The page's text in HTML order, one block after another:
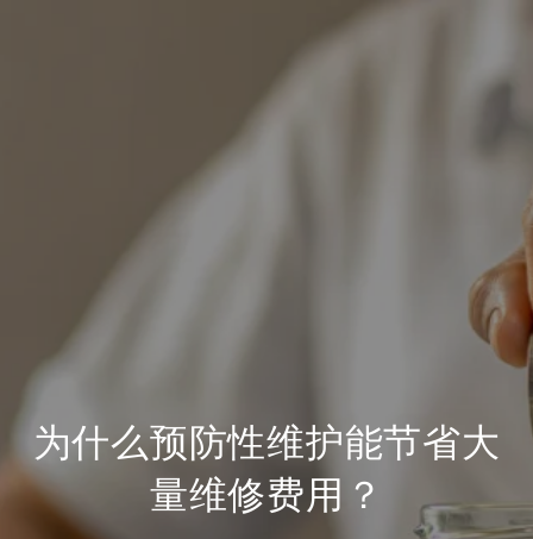
为什么预防性维护能节省大
量维修费用？